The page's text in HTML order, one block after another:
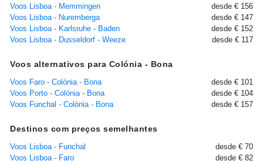
Voos Lisboa - Memmingen
desde € 156
Voos Lisboa - Nuremberga
desde € 147
Voos Lisboa - Karlsruhe - Baden
desde € 152
Voos Lisboa - Dusseldorf - Weeze
desde € 117
Voos alternativos para Colónia - Bona
Voos Faro - Colónia - Bona
desde € 101
Voos Porto - Colónia - Bona
desde € 104
Voos Funchal - Colónia - Bona
desde € 157
Destinos com preços semelhantes
Voos Lisboa - Funchal
desde € 70
Voos Lisboa - Faro
desde € 82